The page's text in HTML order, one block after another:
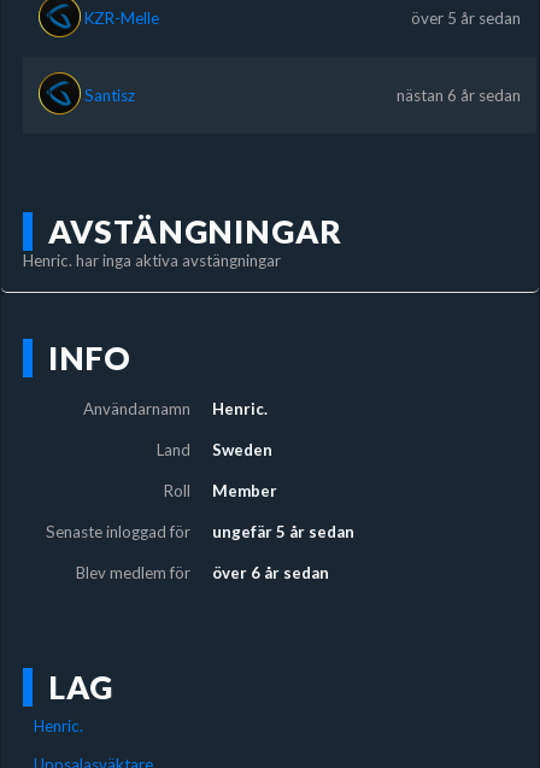
KZR-Melle över 5 år sedan
Santisz nästan 6 år sedan
AVSTÄNGNINGAR
Henric. har inga aktiva avstängningar
INFO
Användarnamn Henric.
Land Sweden
Roll Member
Senaste inloggad för ungefär 5 år sedan
Blev medlem för över 6 år sedan
LAG
Henric.